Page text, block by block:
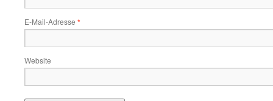
E-Mail-Adresse *
Website